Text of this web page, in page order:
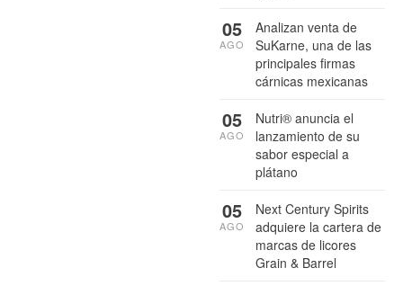
Analizan venta de
SuKarne, una de las
principales firmas
cárnicas mexicanas
05
AGO
Nutri® anuncia el
lanzamiento de su
sabor especial a
plátano
05
AGO
Next Century Spirits
adquiere la cartera de
marcas de licores
Grain & Barrel
05
AGO